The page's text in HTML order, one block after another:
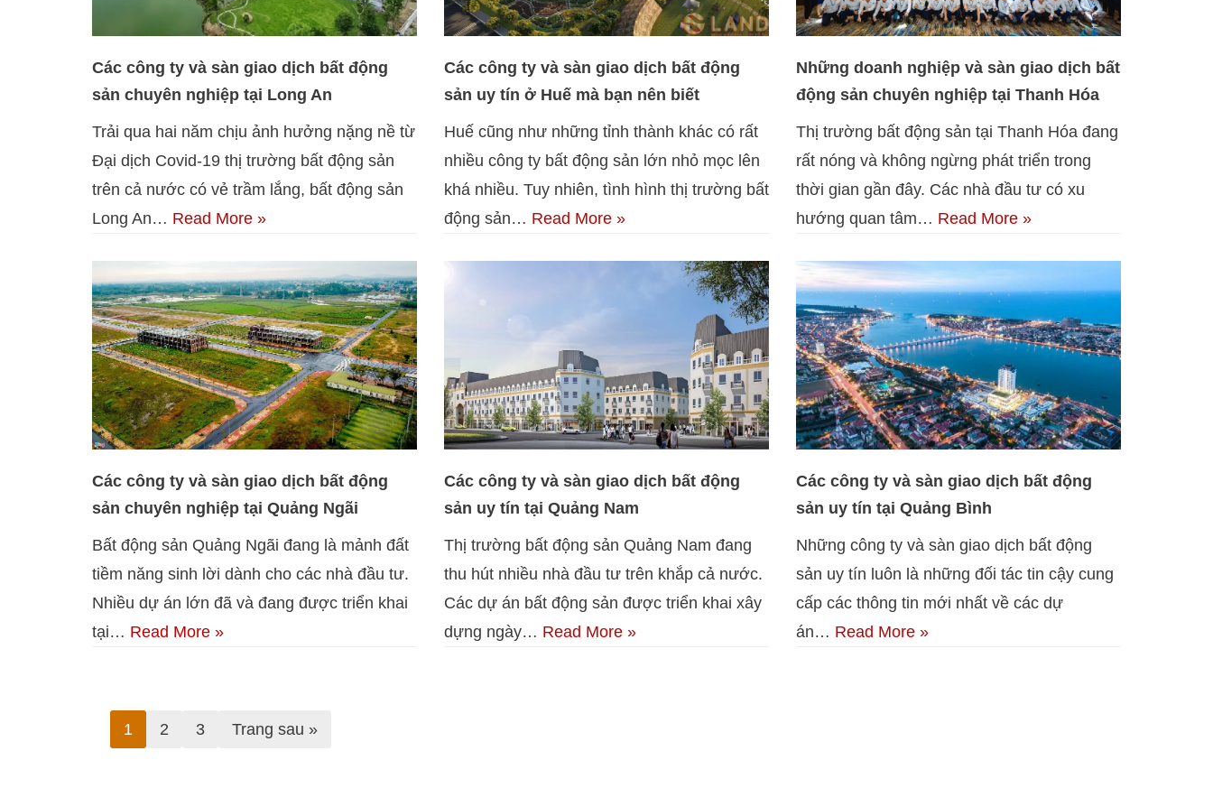
Các công ty và sàn giao dịch bất động
sản chuyên nghiệp tại Long An
Trải qua hai năm chịu ảnh hưởng nặng nề từ
Đại dịch Covid-19 thị trường bất động sản
trên cả nước có vẻ trầm lắng, bất động sản
Long An… Read More »
Các công ty và sàn giao dịch bất động
sản uy tín ở Huế mà bạn nên biết
Huế cũng như những tỉnh thành khác có rất
nhiều công ty bất động sản lớn nhỏ mọc lên
khá nhiều. Tuy nhiên, tình hình thị trường bất
động sản… Read More »
Những doanh nghiệp và sàn giao dịch bất
động sản chuyên nghiệp tại Thanh Hóa
Thị trường bất động sản tại Thanh Hóa đang
rất nóng và không ngừng phát triển trong
thời gian gần đây. Các nhà đầu tư có xu
hướng quan tâm… Read More »
Các công ty và sàn giao dịch bất động
sản chuyên nghiệp tại Quảng Ngãi
Bất động sản Quảng Ngãi đang là mảnh đất
tiềm năng sinh lời dành cho các nhà đầu tư.
Nhiều dự án lớn đã và đang được triển khai
tại… Read More »
Các công ty và sàn giao dịch bất động
sản uy tín tại Quảng Nam
Thị trường bất động sản Quảng Nam đang
thu hút nhiều nhà đầu tư trên khắp cả nước.
Các dự án bất động sản được triển khai xây
dựng ngày… Read More »
Các công ty và sàn giao dịch bất động
sản uy tín tại Quảng Bình
Những công ty và sàn giao dịch bất động
sản uy tín luôn là những đối tác tin cậy cung
cấp các thông tin mới nhất về các dự
án… Read More »
1 2 3 Trang sau »